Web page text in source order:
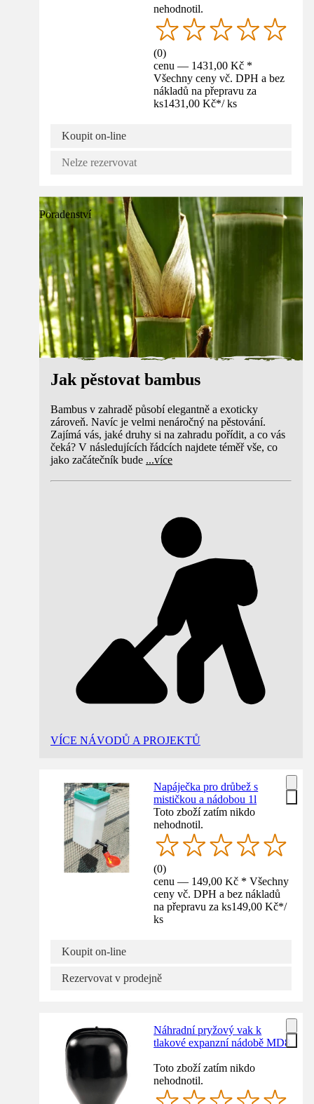
nehodnotil.
(0)
cenu — 1431,00 Kč *
Všechny ceny vč. DPH a bez
nákladů na přepravu za
ks1431,00 Kč*/ ks
Koupit on-line
Nelze rezervovat
Poradenství
Jak pěstovat bambus
Bambus v zahradě působí elegantně a exoticky
zároveň. Navíc je velmi nenáročný na pěstování.
Zajímá vás, jaké druhy si na zahradu pořídit, a co vás
čeká? V následujících řádcích najdete téměř vše, co
jako začátečník bude ...více
VÍCE NÁVODŮ A PROJEKTŮ
Napáječka pro drůbež s
mističkou a nádobou 1l
Toto zboží zatím nikdo
nehodnotil.
(0)
cenu — 149,00 Kč * Všechny
ceny vč. DPH a bez nákladů
na přepravu za ks149,00 Kč*/
ks
Koupit on-line
Rezervovat v prodejně
Náhradní pryžový vak k
tlakové expanzní nádobě MD8
Toto zboží zatím nikdo
nehodnotil.